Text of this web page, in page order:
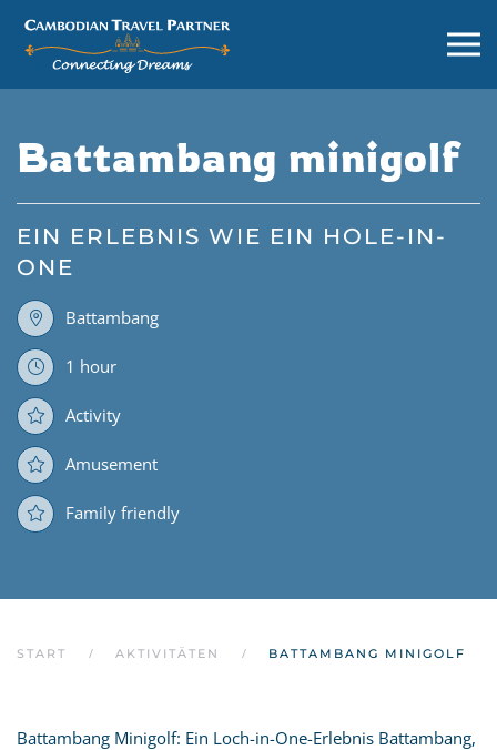
Battambang minigolf
EIN ERLEBNIS WIE EIN HOLE-IN-
ONE
Battambang
1 hour
Activity
Amusement
Family friendly
START AKTIVITÄTEN BATTAMBANG MINIGOLF
Battambang Minigolf: Ein Loch-in-One-Erlebnis Battambang,